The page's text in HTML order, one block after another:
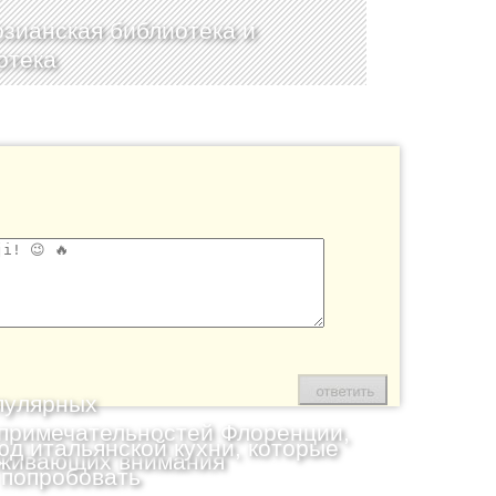
библиотека и
Флоренции,
внимания
итальянской кухни, которые